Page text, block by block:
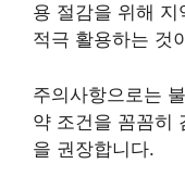
용 절감을 위해
적극 활용하는 것
주의사항으로는
약 조건을 꼼꼼히
을 권장합니다.